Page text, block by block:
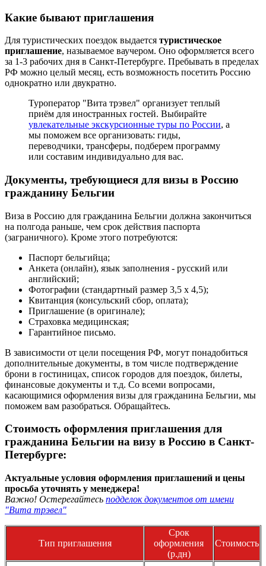
Какие бывают приглашения
Для туристических поездок выдается туристическое
приглашение, называемое ваучером. Оно оформляется всего
за 1-3 рабочих дня в Санкт-Петербурге. Пребывать в пределах
РФ можно целый месяц, есть возможность посетить Россию
однократно или двукратно.
Туроператор "Вита трэвел" организует теплый
приём для иностранных гостей. Выбирайте
увлекательные экскурсионные туры по России, а
мы поможем все организовать: гиды,
переводчики, трансферы, подберем программу
или составим индивидуально для вас.
Документы, требующиеся для визы в Россию
гражданину Бельгии
Виза в Россию для гражданина Бельгии должна закончиться
на полгода раньше, чем срок действия паспорта
(заграничного). Кроме этого потребуются:
Паспорт бельгийца;
Анкета (онлайн), язык заполнения - русский или
английский;
Фотографии (стандартный размер 3,5 х 4,5);
Квитанция (консульский сбор, оплата);
Приглашение (в оригинале);
Страховка медицинская;
Гарантийное письмо.
В зависимости от цели посещения РФ, могут понадобиться
дополнительные документы, в том числе подтверждение
брони в гостиницах, список городов для поездок, билеты,
финансовые документы и т.д. Со всеми вопросами,
касающимися оформления визы для гражданина Бельгии, мы
поможем вам разобраться. Обращайтесь.
Стоимость оформления приглашения для
гражданина Бельгии на визу в Россию в Санкт-
Петербурге:
Актуальные условия оформления приглашений и цены
просьба уточнять у менеджера!
Важно! Остерегайтесь подделок документов от имени
"Вита трэвел"
Тип приглашения
Срок
оформления
(р.дн)
Стоимость